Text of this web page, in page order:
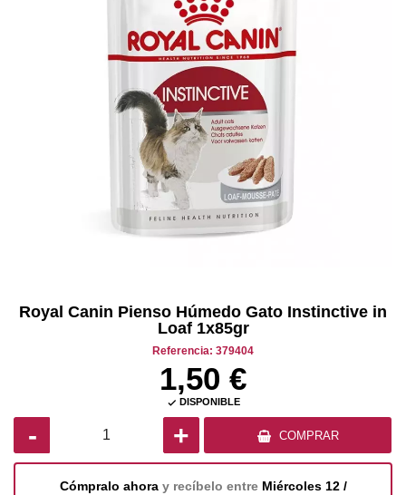
Royal Canin Pienso Húmedo Gato Instinctive in
Loaf 1x85gr
Referencia: 379404
1,50 €
 DISPONIBLE
- + COMPRAR
Cómpralo ahora y recíbelo entre Miércoles 12 /